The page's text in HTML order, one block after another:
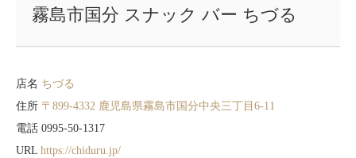
霧島市国分 スナック バー ちづる
店名 ちづる
住所 〒899-4332 鹿児島県霧島市国分中央三丁目6-11
電話 0995-50-1317
URL https://chiduru.jp/